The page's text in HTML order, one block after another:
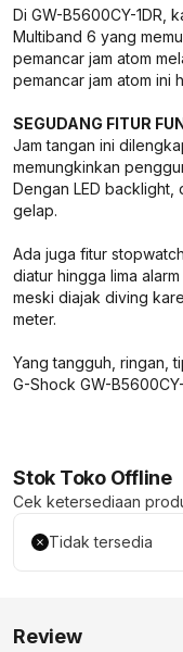
Di GW-B5600CY-1DR,
Multiband 6 yang
pemancar jam atom
pemancar jam atom ini
SEGUDANG FITUR
Jam tangan ini
memungkinkan
Dengan LED backlight,
gelap.
Ada juga fitur
diatur hingga lima
meski diajak diving
meter.
Yang tangguh, ringan,
G-Shock GW-
Stok Toko Offline
Cek ketersediaan
Tidak tersedia
Review